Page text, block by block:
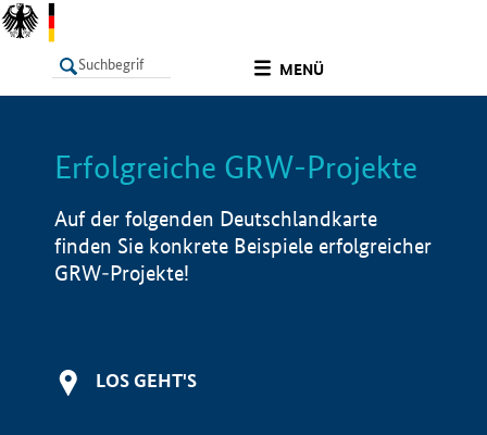
MENÜ
LISTE Info
Erfolgreiche GRW-Projekte
Auf der folgenden Deutschlandkarte
finden Sie konkrete Beispiele erfolgreicher
GRW-Projekte!
LOS GEHT'S